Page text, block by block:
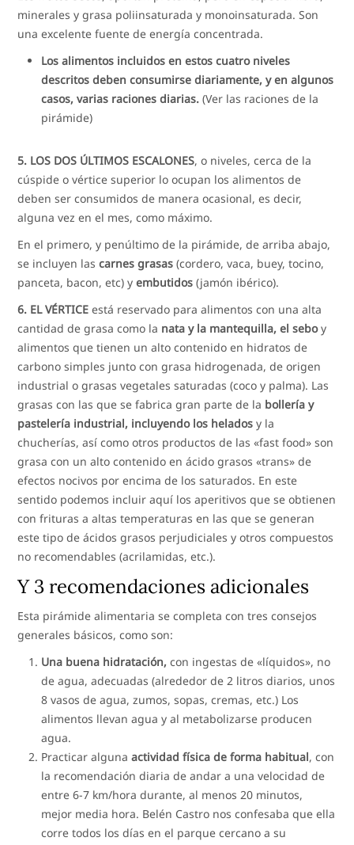
minerales y grasa poliinsaturada y monoinsaturada. Son
una excelente fuente de energía concentrada.
Los alimentos incluidos en estos cuatro niveles
descritos deben consumirse diariamente, y en algunos
casos, varias raciones diarias. (Ver las raciones de la
pirámide)
5. LOS DOS ÚLTIMOS ESCALONES, o niveles, cerca de la
cúspide o vértice superior lo ocupan los alimentos de
deben ser consumidos de manera ocasional, es decir,
alguna vez en el mes, como máximo.
En el primero, y penúltimo de la pirámide, de arriba abajo,
se incluyen lascarnes grasas (cordero, vaca, buey, tocino,
panceta, bacon, etc) yembutidos (jamón ibérico).
6. EL VÉRTICE está reservado para alimentos con una alta
cantidad de grasa como la nata y la mantequilla, el seboy
alimentos que tienen un alto contenido en hidratos de
carbono simples junto con grasa hidrogenada, de origen
industrial o grasas vegetales saturadas (coco y palma). Las
grasas con las que se fabrica gran parte de la bollería y
pastelería industrial, incluyendo los helados y la
chucherías, así como otros productos de las «fast food» son
grasa con un alto contenido en ácido grasos «trans» de
efectos nocivos por encima de los saturados. En este
sentido podemos incluir aquí los aperitivos que se obtienen
con frituras a altas temperaturas en las que se generan
este tipo de ácidos grasos perjudiciales y otros compuestos
no recomendables (acrilamidas, etc.).
Y 3 recomendaciones adicionales
Esta pirámide alimentaria se completa con tres consejos
generales básicos, como son:
Una buena hidratación, con ingestas de «líquidos», no
de agua, adecuadas (alrededor de 2 litros diarios, unos
8 vasos de agua, zumos, sopas, cremas, etc.) Los
alimentos llevan agua y al metabolizarse producen
agua.
Practicar algunaactividad física de forma habitual, con
la recomendación diaria de andar a una velocidad de
entre 6-7 km/hora durante, al menos 20 minutos,
mejor media hora. Belén Castro nos confesaba que ella
corre todos los días en el parque cercano a su